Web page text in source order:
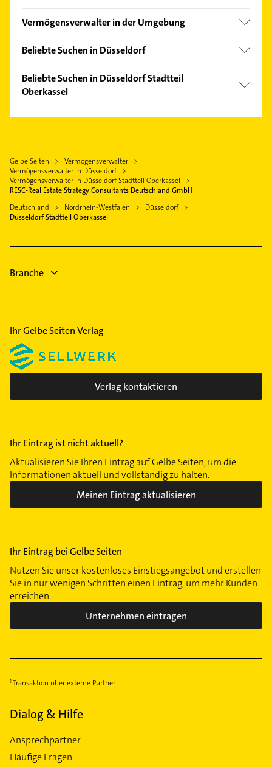
Carlstadt
Friedrichstadt
Pempelfort
Vermögensverwalter in der Umgebung
Neuss
Ratingen
Krefeld
Solingen
Essen
Beliebte Suchen in Düsseldorf
Elektroinstallation
Elektriker
Rechtsanwalt
Lackiererei
Maler
Phoniatrie
Beliebte Suchen in Düsseldorf Stadtteil
Oberkassel
Phoniatrie
Logopädie
Elektroinstallation
Elektriker
Bauunternehmen
Zahnarzt
Gelbe Seiten
Vermögensverwalter
Vermögensverwalter in Düsseldorf
Vermögensverwalter in Düsseldorf Stadtteil Oberkassel
RESC-Real Estate Strategy Consultants Deutschland GmbH
Deutschland
Nordrhein-Westfalen
Düsseldorf
Düsseldorf Stadtteil Oberkassel
Branche
Ihr Gelbe Seiten Verlag
Verlag kontaktieren
Ihr Eintrag ist nicht aktuell?
Aktualisieren Sie Ihren Eintrag auf Gelbe Seiten, um die
Informationen aktuell und vollständig zu halten.
Meinen Eintrag aktualisieren
Ihr Eintrag bei Gelbe Seiten
Nutzen Sie unser kostenloses Einstiegsangebot und erstellen
Sie in nur wenigen Schritten einen Eintrag, um mehr Kunden
erreichen.
Unternehmen eintragen
Transaktion über externe Partner
Dialog & Hilfe
Ansprechpartner
Häufige Fragen